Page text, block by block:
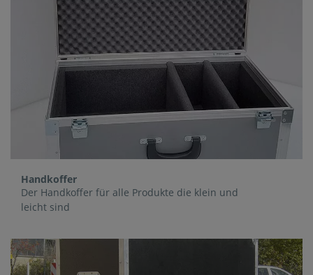
Handkoffer
Der Handkoffer für alle Produkte die klein und
leicht sind